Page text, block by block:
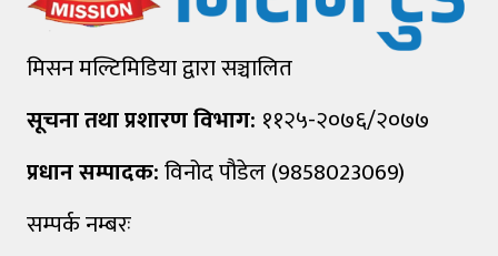
मिसन मल्टिमिडिया द्वारा सञ्चालित
सूचना तथा प्रशारण विभाग: ११२५-२०७६/२०७७
प्रधान सम्पादक:विनोद पौडेल (9858023069)
सम्पर्क नम्बरः